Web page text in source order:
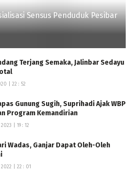
Sensus Penduduk Pesibar
Terjang Semaka, Jalinbar Sedayu
| 22 : 52
Gunung Sugih, Suprihadi Ajak WBP
Program Kemandirian
| 19 : 12
Wadas, Ganjar Dapat Oleh-Oleh
| 22 : 01